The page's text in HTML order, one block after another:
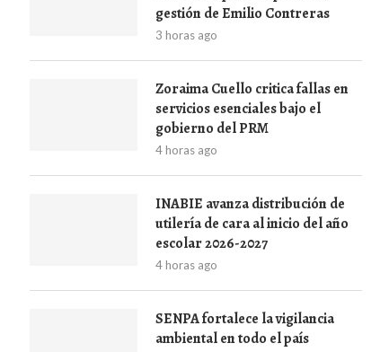
gestión de Emilio Contreras
3 horas ago
Zoraima Cuello critica fallas en
servicios esenciales bajo el
gobierno del PRM
4 horas ago
INABIE avanza distribución de
utilería de cara al inicio del año
escolar 2026-2027
4 horas ago
SENPA fortalece la vigilancia
ambiental en todo el país